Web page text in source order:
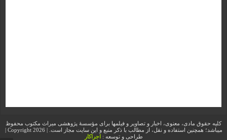
کلیه حقوق مادی، معنوی، اخبار و تصاویر و فیلمها برای مؤسسۀ پژوهشی میراث مکتوب محفوظ
میباشد؛ همچنین استفاده و نقل، از مطالب با ذکر منبع و این سایت مجاز است. | Copyright 2026 |
طراحی و توسعه : اجراکار